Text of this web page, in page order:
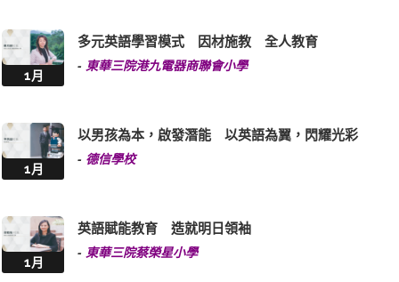
1月
多元英語學習模式 因材施教 全人教育
- 東華三院港九電器商聯會小學
1月
以男孩為本，啟發潛能 以英語為翼，閃耀光彩
- 德信學校
1月
英語賦能教育 造就明日領袖
- 東華三院蔡榮星小學